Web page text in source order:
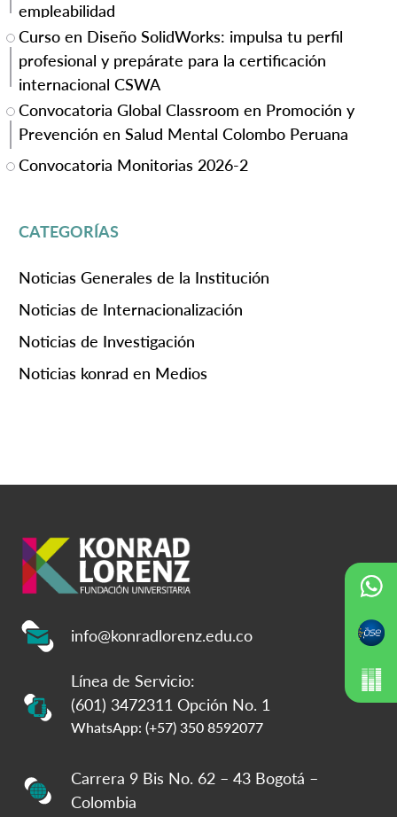
empleabilidad
Curso en Diseño SolidWorks: impulsa tu perfil
profesional y prepárate para la certificación
internacional CSWA
Convocatoria Global Classroom en Promoción y
Prevención en Salud Mental Colombo Peruana
Convocatoria Monitorias 2026-2
CATEGORÍAS
Noticias Generales de la Institución
Noticias de Internacionalización
Noticias de Investigación
Noticias konrad en Medios
info@konradlorenz.edu.co
Línea de Servicio:
(601) 3472311 Opción No. 1
WhatsApp: (+57) 350 8592077
Carrera 9 Bis No. 62 – 43 Bogotá –
Colombia